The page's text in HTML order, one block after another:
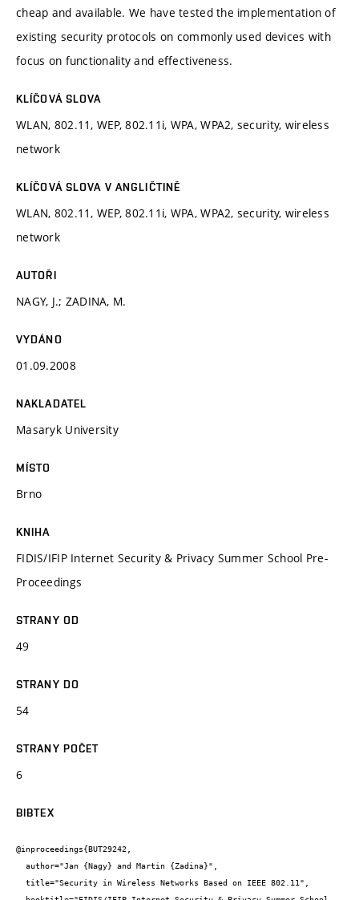
cheap and available. We have tested the implementation of
existing security protocols on commonly used devices with
focus on functionality and effectiveness.
KLÍČOVÁ SLOVA
WLAN, 802.11, WEP, 802.11i, WPA, WPA2, security, wireless
network
KLÍČOVÁ SLOVA V ANGLIČTINĚ
WLAN, 802.11, WEP, 802.11i, WPA, WPA2, security, wireless
network
AUTOŘI
NAGY, J.; ZADINA, M.
VYDÁNO
01.09.2008
NAKLADATEL
Masaryk University
MÍSTO
Brno
KNIHA
FIDIS/IFIP Internet Security & Privacy Summer School Pre-
Proceedings
STRANY OD
49
STRANY DO
54
STRANY POČET
6
BIBTEX
@inproceedings{BUT29242,